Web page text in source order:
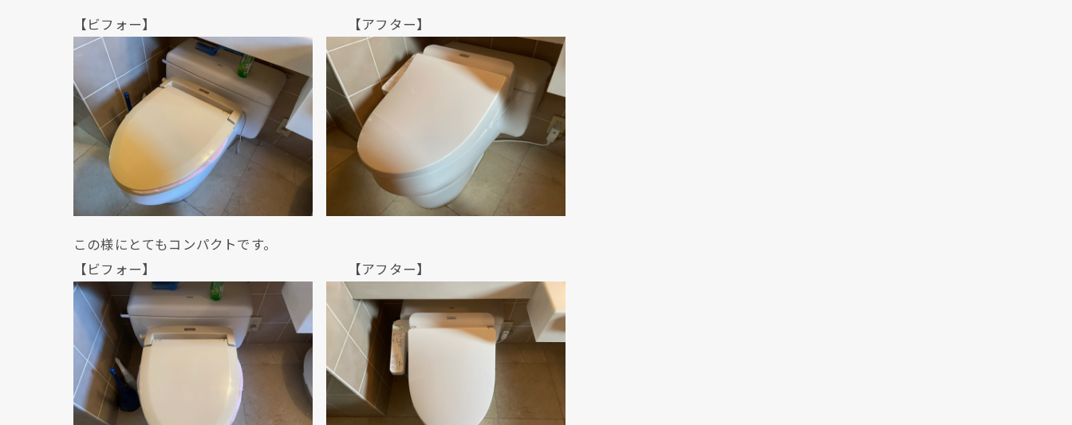
【ビフォー】 【アフター】
この様にとてもコンパクトです。
【ビフォー】 【アフター】